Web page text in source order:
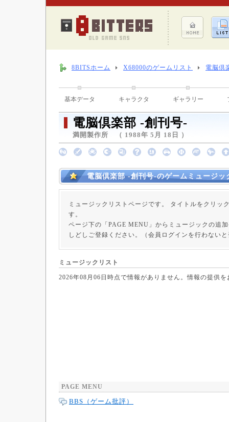
8BITSホーム X68000のゲームリスト 電脳倶
基本データ キャラクタ ギャラリー
電脳倶楽部 -創刊号-
満開製作所 （ 1988年 5月 18日 ）
電脳倶楽部 -創刊号-のゲームミュージッ
ミュージックリストページです。 タイトルをクリッ
す。
ページ下の「PAGE MENU」からミュージックの追
しどしご登録ください。（会員ログインを行わない
ミュージックリスト
2026年08月06日時点で情報がありません。情報の提供
PAGE MENU
BBS（ゲーム批評）